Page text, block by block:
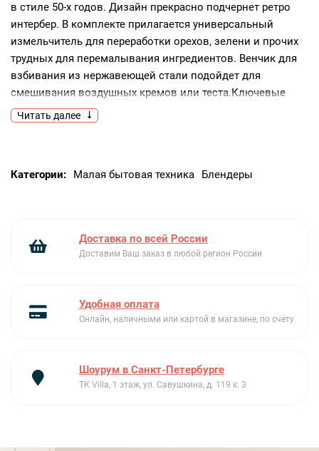
в стиле 50-х годов. Дизайн прекрасно подчернет ретро
интербер. В комплекте прилагается универсальный
измельчитель для переработки орехов, зелени и прочих
трудных для перемалывания ингредиентов. Венчик для
взбивания из нержавеющей стали подойдет для
смешивания воздушных кремов или теста.Ключевые
преимущества:Ретро дизайнИмельчитель
в комплектеВенчик для взбивания
Читать далее
Категории: Малая бытовая техника Блендеры
Доставка по всей России
Доставим Ваш заказ в любой регион России
Удобная оплата
Онлайн, наличными или картой в магазине, по счету
Шоурум в Санкт-Петербурге
ТК Villa, 1 этаж, ул. Савушкина, д. 119 к. 3